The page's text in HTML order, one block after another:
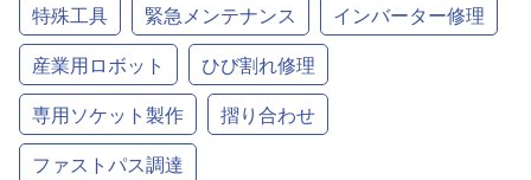
特殊工具
緊急メンテナンス
インバーター修理
産業用ロボット
ひび割れ修理
専用ソケット製作
摺り合わせ
ファストパス調達